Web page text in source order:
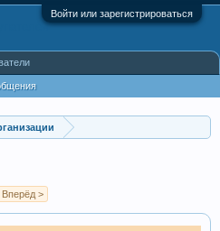
Войти или зарегистрироваться
Вперёд >